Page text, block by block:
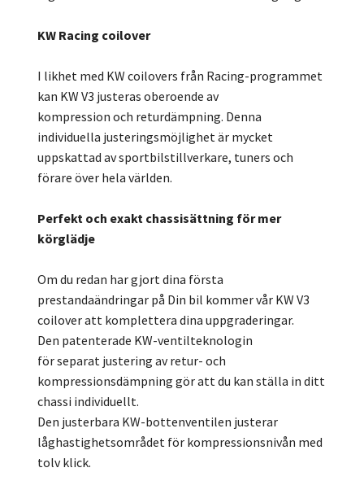
KW Racing coilover
I likhet med KW coilovers från Racing-programmet
kan KW V3 justeras oberoende av
kompression och returdämpning. Denna
individuella justeringsmöjlighet är mycket
uppskattad av sportbilstillverkare, tuners och
förare över hela världen.
Perfekt och exakt chassisättning för mer
körglädje
Om du redan har gjort dina första
prestandaändringar på Din bil kommer vår KW V3
coilover att komplettera dina uppgraderingar.
Den patenterade KW-ventilteknologin
för separat justering av retur- och
kompressionsdämpning gör att du kan ställa in ditt
chassi individuellt.
Den justerbara KW-bottenventilen justerar
låghastighetsområdet för kompressionsnivån med
tolv klick.